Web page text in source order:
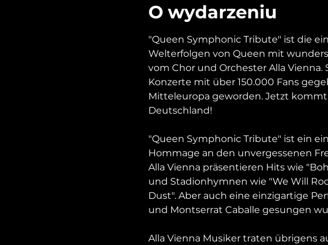
O wydarzeniu
"Queen Symphonic Tribute" ist die
Welterfolgen von Queen mit
vom Chor und Orchester Alla
Konzerte mit über 150.000 Fans
Mitteleuropa geworden. Jetzt
Deutschland!
"Queen Symphonic Tribute" ist ein
Hommage an den unvergessenen
Alla Vienna präsentieren Hits wie
und Stadionhymnen wie "We Will
Dust". Aber auch eine einzigartige
und Montserrat Caballe gesungen
Alla Vienna Musiker traten übrigens